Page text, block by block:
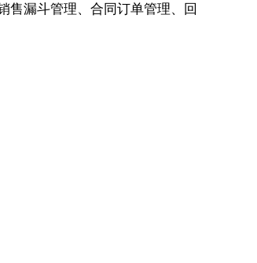
售漏斗管理、合同订单管理、回